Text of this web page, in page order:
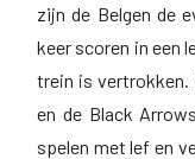
zijn de Belgen de
keer scoren in een
trein is vertrokken.
en de Black
spelen met lef en